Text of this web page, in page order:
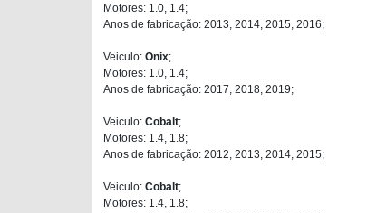
Motores: 1.0, 1.4;
Anos de fabricação: 2013, 2014, 2015, 2016;
Veiculo: Onix;
Motores: 1.0, 1.4;
Anos de fabricação: 2017, 2018, 2019;
Veiculo: Cobalt;
Motores: 1.4, 1.8;
Anos de fabricação: 2012, 2013, 2014, 2015;
Veiculo: Cobalt;
Motores: 1.4, 1.8;